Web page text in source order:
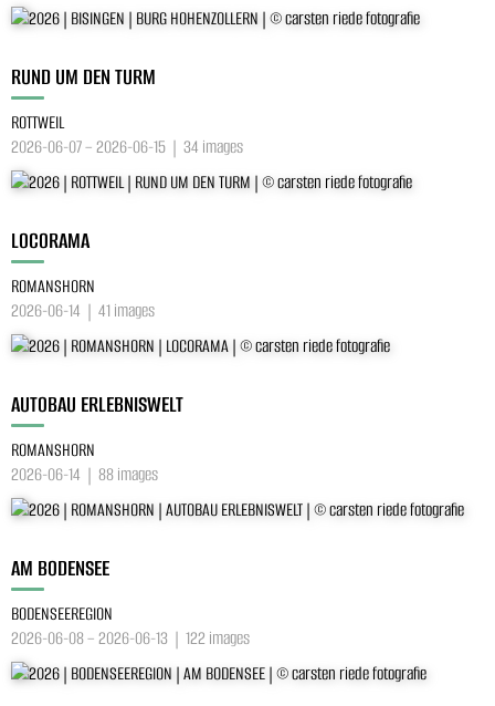
RUND UM DEN TURM
ROTTWEIL
2026-06-07 – 2026-06-15 | 34 images
LOCORAMA
ROMANSHORN
2026-06-14 | 41 images
AUTOBAU ERLEBNISWELT
ROMANSHORN
2026-06-14 | 88 images
AM BODENSEE
BODENSEEREGION
2026-06-08 – 2026-06-13 | 122 images